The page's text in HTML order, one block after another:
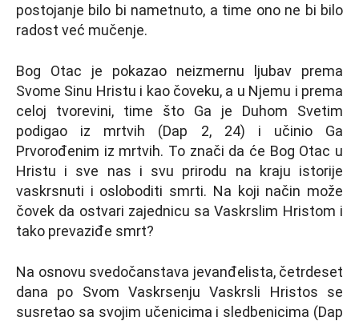
postojanje bilo bi nametnuto, a time ono ne bi bilo
radost već mučenje.
Bog Otac je pokazao neizmernu lјubav prema
Svome Sinu Hristu i kao čoveku, a u Nјemu i prema
celoj tvorevini, time što Ga je Duhom Svetim
podigao iz mrtvih (Dap 2, 24) i učinio Ga
Prvorođenim iz mrtvih. To znači da će Bog Otac u
Hristu i sve nas i svu prirodu na kraju istorije
vaskrsnuti i osloboditi smrti. Na koji način može
čovek da ostvari zajednicu sa Vaskrslim Hristom i
tako prevaziđe smrt?
Na osnovu svedočanstava jevanđelista, četrdeset
dana po Svom Vaskrsenju Vaskrsli Hristos se
susretao sa svojim učenicima i sledbenicima (Dap